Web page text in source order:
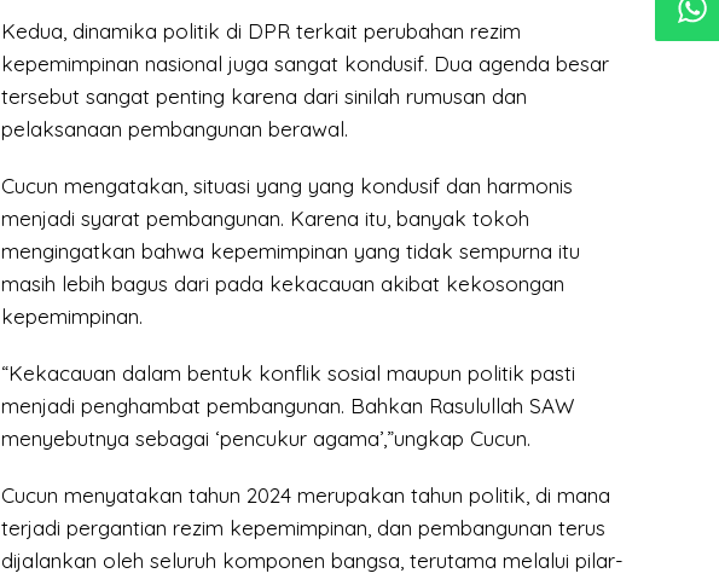
Kedua, dinamika politik di DPR terkait perubahan rezim
kepemimpinan nasional juga sangat kondusif. Dua agenda besar
tersebut sangat penting karena dari sinilah rumusan dan
pelaksanaan pembangunan berawal.
Cucun mengatakan, situasi yang yang kondusif dan harmonis
menjadi syarat pembangunan. Karena itu, banyak tokoh
mengingatkan bahwa kepemimpinan yang tidak sempurna itu
masih lebih bagus dari pada kekacauan akibat kekosongan
kepemimpinan.
“Kekacauan dalam bentuk konflik sosial maupun politik pasti
menjadi penghambat pembangunan. Bahkan Rasulullah SAW
menyebutnya sebagai ‘pencukur agama’,”ungkap Cucun.
Cucun menyatakan tahun 2024 merupakan tahun politik, di mana
terjadi pergantian rezim kepemimpinan, dan pembangunan terus
dijalankan oleh seluruh komponen bangsa, terutama melalui pilar-